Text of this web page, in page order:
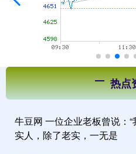
热点
牛豆网 一位企业老板曾说：
实人，除了老实，一无是